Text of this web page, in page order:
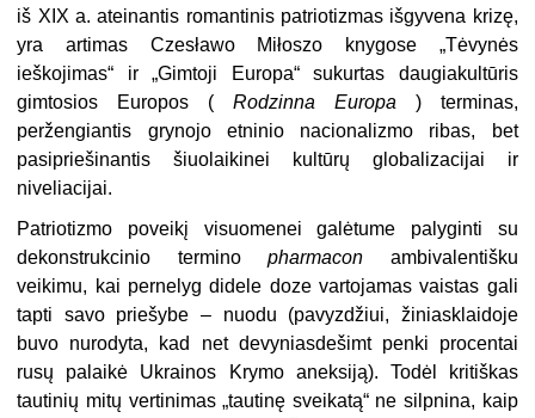
iš XIX a. ateinantis romantinis patriotizmas išgyvena krizę,
yra artimas Czesławo Miłoszo knygose „Tėvynės
ieškojimas“ ir „Gimtoji Europa“ sukurtas daugiakultūris
gimtosios Europos ( Rodzinna Europa ) terminas,
peržengiantis grynojo etninio nacionalizmo ribas, bet
pasipriešinantis šiuolaikinei kultūrų globalizacijai ir
niveliacijai.
Patriotizmo poveikį visuomenei galėtume palyginti su
dekonstrukcinio terminopharmacon ambivalentišku
veikimu, kai pernelyg didele doze vartojamas vaistas gali
tapti savo priešybe – nuodu (pavyzdžiui, žiniasklaidoje
buvo nurodyta, kad net devyniasdešimt penki procentai
rusų palaikė Ukrainos Krymo aneksiją). Todėl kritiškas
tautinių mitų vertinimas „tautinę sveikatą“ ne silpnina, kaip